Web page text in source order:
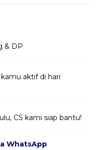
& DP
aktif di hari
CS kami siap bantu!
WhatsApp